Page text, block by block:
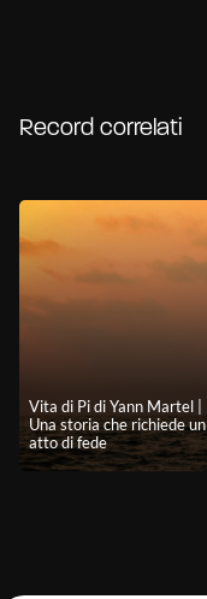
Record correlati
Vita di Pi di Yann Martel |
Una storia che richiede un
atto di fede